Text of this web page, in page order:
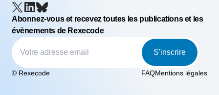
Abonnez-vous et recevez toutes les publications et les
évènements de Rexecode
S'inscrire
© Rexecode FAQMentions légales